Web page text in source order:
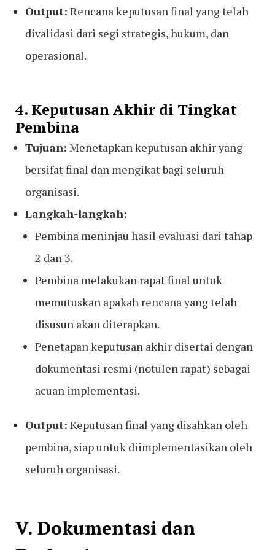
Output: Rencana keputusan final yang telah
divalidasi dari segi strategis, hukum, dan
operasional.
4. Keputusan Akhir di Tingkat
Pembina
Tujuan: Menetapkan keputusan akhir yang
bersifat final dan mengikat bagi seluruh
organisasi.
Langkah-langkah:
Pembina meninjau hasil evaluasi dari tahap
2 dan 3.
Pembina melakukan rapat final untuk
memutuskan apakah rencana yang telah
disusun akan diterapkan.
Penetapan keputusan akhir disertai dengan
dokumentasi resmi (notulen rapat) sebagai
acuan implementasi.
Output: Keputusan final yang disahkan oleh
pembina, siap untuk diimplementasikan oleh
seluruh organisasi.
V. Dokumentasi dan